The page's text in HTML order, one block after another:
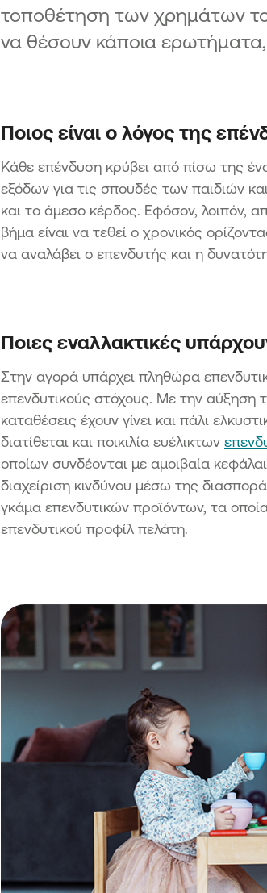
τοποθέτηση των χρημάτων
να θέσουν κάποια
Ποιος είναι ο λόγος της
Κάθε επένδυση κρύβει από πίσω της
εξόδων για τις σπουδές των παιδιών
και το άμεσο κέρδος. Εφόσον, λοιπόν,
βήμα είναι να τεθεί ο χρονικός
να αναλάβει ο επενδυτής και η
Ποιες εναλλακτικές
Στην αγορά υπάρχει πληθώρα
επενδυτικούς στόχους. Με την αύξηση
καταθέσεις έχουν γίνει και πάλι
διατίθεται και ποικιλία ευέλικτων
οποίων συνδέονται με αμοιβαία
διαχείριση κινδύνου μέσω της
γκάμα επενδυτικών προϊόντων, τα
επενδυτικού προφίλ πελάτη.